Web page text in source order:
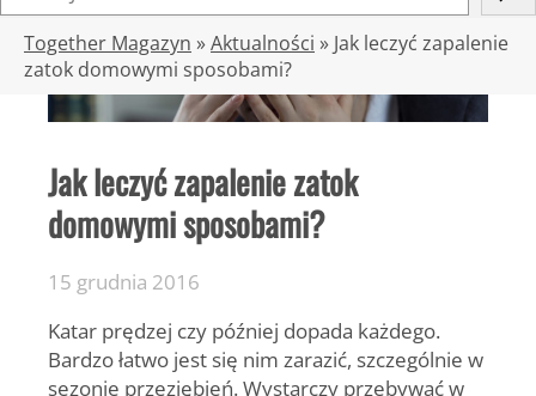
z
Together Magazyn »Aktualności » Jak leczyć zapalenie
zatok domowymi sposobami?
Jak leczyć zapalenie zatok
domowymi sposobami?
15 grudnia 2016
Katar prędzej czy później dopada każdego.
Bardzo łatwo jest się nim zarazić, szczególnie w
sezonie przeziębień. Wystarczy przebywać w